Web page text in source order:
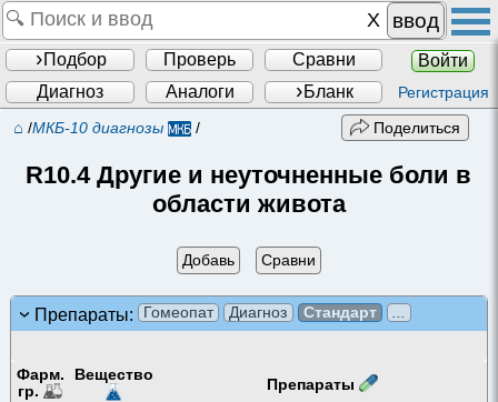
ввод
Подбор Проверь Сравни
Войти
Диагноз
Аналоги Бланк Регистрация
⌂ /МКБ-10 диагнозы / Поделиться
R10.4 Другие и неуточненные боли в
области живота
Добавь Сравни
Препараты: Гомеопат Диагноз Стандарт
Фарм.
гр.
Вещество
Препараты